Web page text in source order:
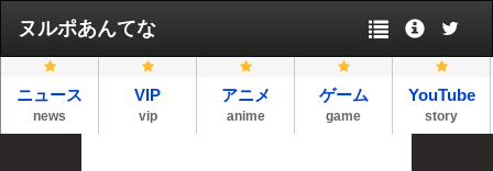
ヌルポあんてな
ニュース
news
VIP
vip
アニメ
anime
ゲーム
game
YouTube
story